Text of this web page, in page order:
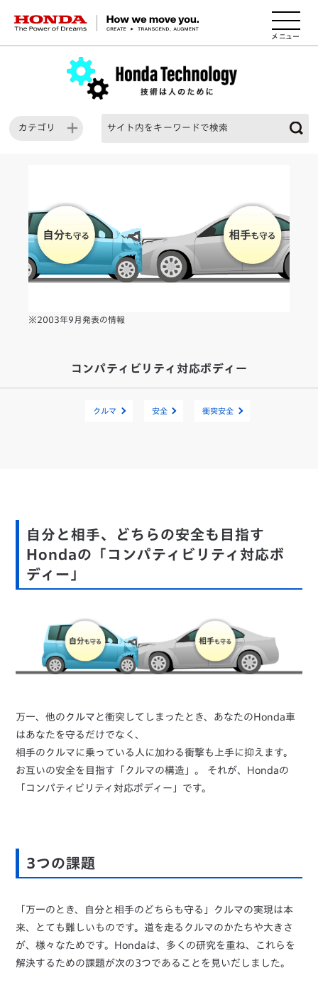
HONDA The Power of Dreams
カテゴリ
コンパティビリティ対応ボディー
クルマ 安全 衝突安全
※2003年9月発表の情報
自分と相手、どちらの安全も目指す
Hondaの「コンパティビリティ対応ボ
ディー」
万一、他のクルマと衝突してしまったとき、あなたのHonda車
はあなたを守るだけでなく、
相手のクルマに乗っている人に加わる衝撃も上手に抑えます。
お互いの安全を目指す「クルマの構造」。 それが、Hondaの
「コンパティビリティ対応ボディー」です。
3つの課題
「万一のとき、自分と相手のどちらも守る」クルマの実現は本
来、とても難しいものです。道を走るクルマのかたちや大きさ
が、様々なためです。Hondaは、多くの研究を重ね、これらを
解決するための課題が次の3つであることを見いだしました。